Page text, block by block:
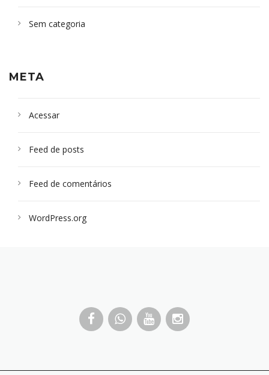
Sem categoria
META
Acessar
Feed de posts
Feed de comentários
WordPress.org